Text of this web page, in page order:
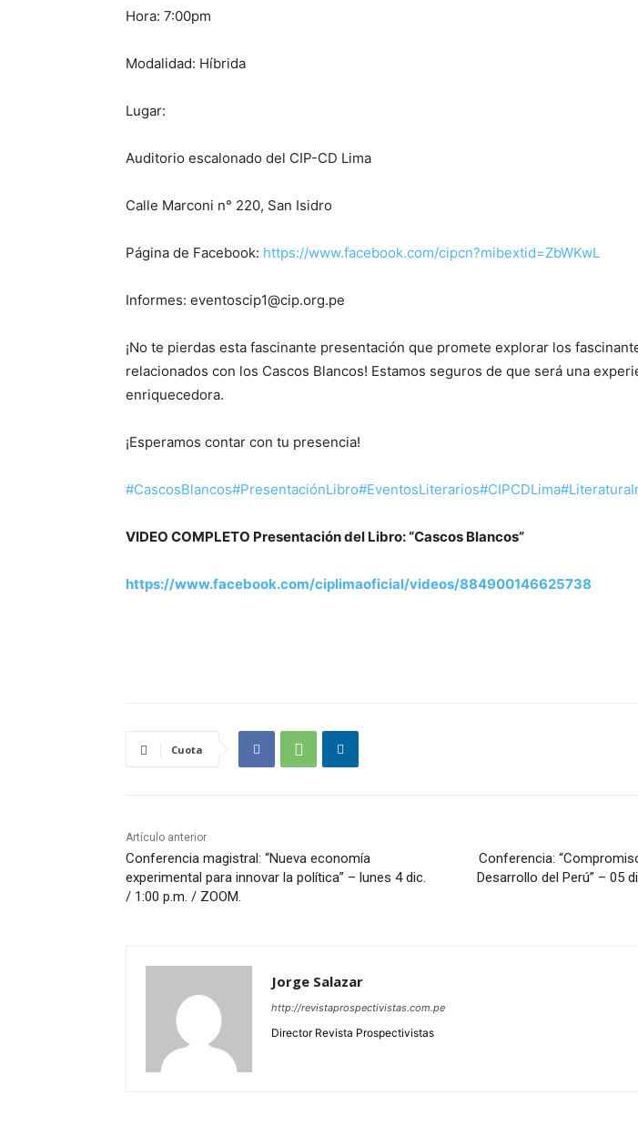
Hora: 7:00pm
Modalidad: Híbrida
Lugar:
Auditorio escalonado del CIP-CD Lima
Calle Marconi n° 220, San Isidro
Página de Facebook: https://www.facebook.com/cipcn?mibextid=ZbWKwL
Informes: eventoscip1@cip.org.pe
¡No te pierdas esta fascinante presentación que promete explorar los
relacionados con los Cascos Blancos! Estamos seguros de que será una
enriquecedora.
¡Esperamos contar con tu presencia!
#CascosBlancos#PresentaciónLibro#EventosLiterarios#CIPCDLima
VIDEO COMPLETO Presentación del Libro: “Cascos Blancos”
https://www.facebook.com/ciplimaoficial/videos/884900146625738
Cuota
Artículo anterior
Conferencia magistral: “Nueva economía
experimental para innovar la política” – lunes 4 dic.
/ 1:00 p.m. / ZOOM.
Conferencia:
Desarrollo del Perú” – 05
Jorge Salazar
http://revistaprospectivistas.com.pe
Director Revista Prospectivistas